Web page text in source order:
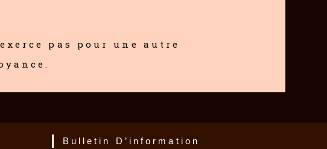
pas pour une autre
Bulletin D’information